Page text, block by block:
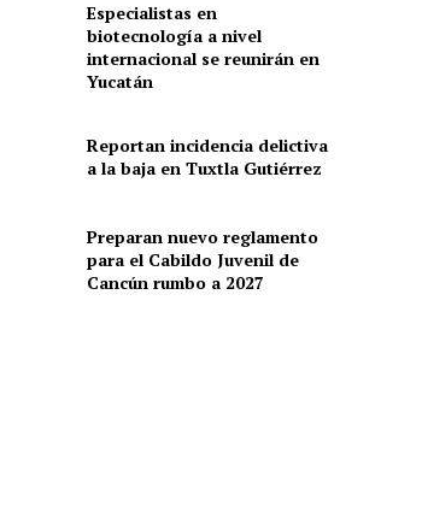
Especialistas en
biotecnología a nivel
internacional se reunirán en
Yucatán
Reportan incidencia delictiva
a la baja en Tuxtla Gutiérrez
Preparan nuevo reglamento
para el Cabildo Juvenil de
Cancún rumbo a 2027